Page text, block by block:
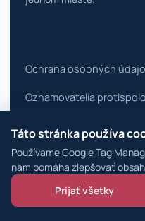
Táto stránka používa
Používame Google Tag
nám pomáha zlepšovať
Prijať všetky
Ochrana osobných
Oznamovatelia
Vyhlásenie o prístupnosti
Zmeniť nastavenia
© 2026 Poliklinika Tehelná